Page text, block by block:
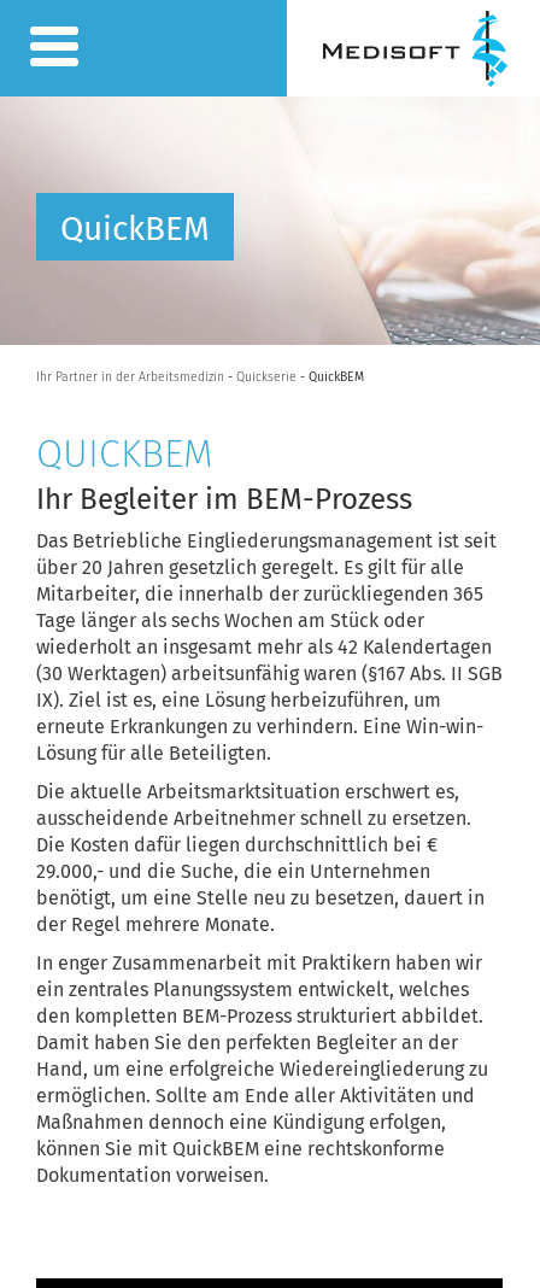
QuickBEM
Ihr Partner in der Arbeitsmedizin -Quickserie- QuickBEM
QUICKBEM
Ihr Begleiter im BEM-Prozess
Das Betriebliche Eingliederungsmanagement ist seit
über 20 Jahren gesetzlich geregelt. Es gilt für alle
Mitarbeiter, die innerhalb der zurückliegenden 365
Tage länger als sechs Wochen am Stück oder
wiederholt an insgesamt mehr als 42 Kalendertagen
(30 Werktagen) arbeitsunfähig waren (§167 Abs. II SGB
IX). Ziel ist es, eine Lösung herbeizuführen, um
erneute Erkrankungen zu verhindern. Eine Win-win-
Lösung für alle Beteiligten.
Die aktuelle Arbeitsmarktsituation erschwert es,
ausscheidende Arbeitnehmer schnell zu ersetzen.
Die Kosten dafür liegen durchschnittlich bei €
29.000,- und die Suche, die ein Unternehmen
benötigt, um eine Stelle neu zu besetzen, dauert in
der Regel mehrere Monate.
In enger Zusammenarbeit mit Praktikern haben wir
ein zentrales Planungssystem entwickelt, welches
den kompletten BEM-Prozess strukturiert abbildet.
Damit haben Sie den perfekten Begleiter an der
Hand, um eine erfolgreiche Wiedereingliederung zu
ermöglichen. Sollte am Ende aller Aktivitäten und
Maßnahmen dennoch eine Kündigung erfolgen,
können Sie mit QuickBEM eine rechtskonforme
Dokumentation vorweisen.